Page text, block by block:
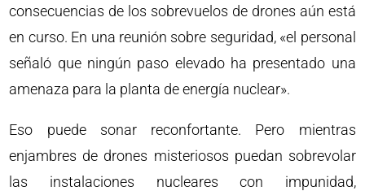
consecuencias de los sobrevuelos de drones aún está
en curso. En una reunión sobre seguridad, «el personal
señaló que ningún paso elevado ha presentado una
amenaza para la planta de energía nuclear».
Eso puede sonar reconfortante. Pero mientras
enjambres de drones misteriosos puedan sobrevolar
las instalaciones nucleares con impunidad,